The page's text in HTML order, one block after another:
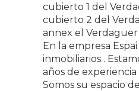
cubierto 1 del
cubierto 2 del
annex el Verdaguer
En la empresa
inmobiliarios .
años de
Somos su espacio